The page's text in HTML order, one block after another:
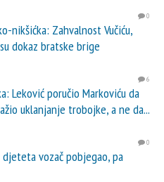
0
nikšićka: Zahvalnost Vučiću,
dokaz bratske brige
6
Leković poručio Markoviću da
uklanjanje trobojke, a ne da...
0
djeteta vozač pobjegao, pa